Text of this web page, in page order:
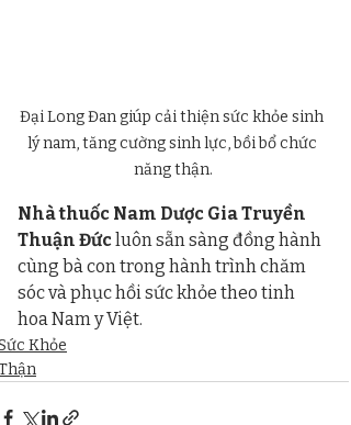
Đại Long Đan giúp cải thiện sức khỏe sinh
lý nam, tăng cường sinh lực, bồi bổ chức
năng thận.
Nhà thuốc Nam Dược Gia Truyền
Thuận Đức luôn sẵn sàng đồng hành
cùng bà con trong hành trình chăm
sóc và phục hồi sức khỏe theo tinh
hoa Nam y Việt.
Khỏe